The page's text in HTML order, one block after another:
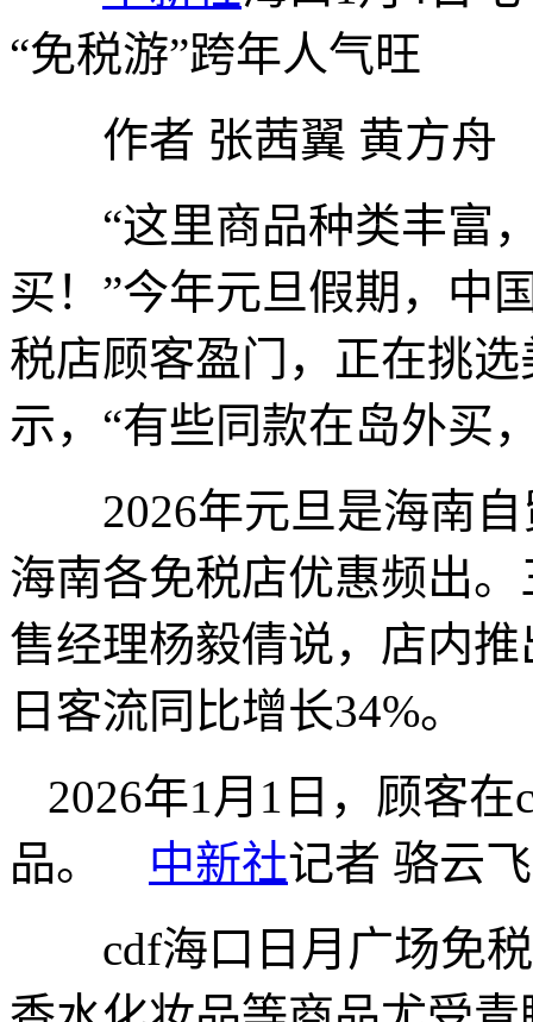
“免税游”跨年人气旺
作者 张茜翼 黄方舟
“这里商品种类丰富，
买！”今年元旦假期，中
税店顾客盈门，正在挑
示，“有些同款在岛外买
2026年元旦是海南自
海南各免税店优惠频出
售经理杨毅倩说，店内
日客流同比增长34%。
2026年1月1日，顾客
品。 中新社记者 骆云
cdf海口日月广场免税